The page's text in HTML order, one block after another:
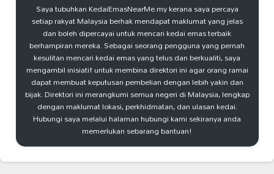
Saya tubuhkan KedaiEmasNearMe.my kerana saya percaya
setiap rakyat Malaysia berhak mendapat maklumat yang jelas
dan boleh dipercayai untuk mencari kedai emas terbaik
berhampiran mereka. Sebagai seorang pengguna yang pernah
kesulitan mencari kedai emas yang telus dan berkualiti, saya
mengambil inisiatif untuk membina direktori ini agar orang ramai
dapat membuat keputusan pembelian dengan lebih yakin dan
bijak. Direktori ini merangkumi semua negeri di Malaysia, lengkap
dengan maklumat lokasi, perkhidmatan, dan ulasan kedai.
Hubungi saya melalui halaman hubungi kami sekiranya anda
memerlukan sebarang bantuan!